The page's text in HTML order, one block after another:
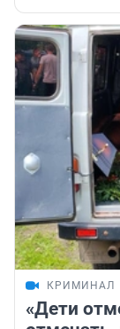
КРИМИНАЛ
«Дети